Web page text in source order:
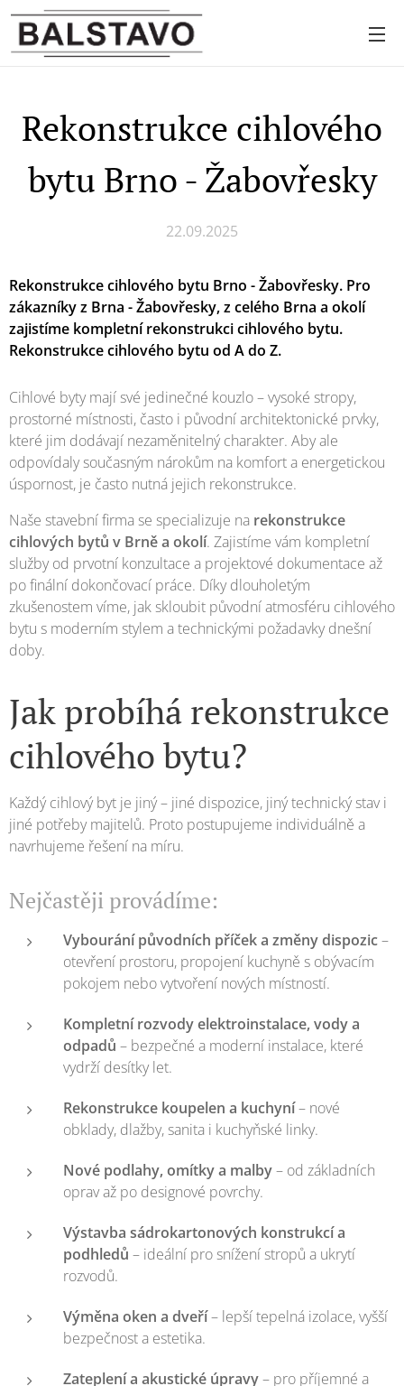
Rekonstrukce cihlového
bytu Brno - Žabovřesky
22.09.2025
Rekonstrukce cihlového bytu Brno - Žabovřesky. Pro
zákazníky z Brna - Žabovřesky, z celého Brna a okolí
zajistíme kompletní rekonstrukci cihlového bytu.
Rekonstrukce cihlového bytu od A do Z.
Cihlové byty mají své jedinečné kouzlo – vysoké stropy,
prostorné místnosti, často i původní architektonické prvky,
které jim dodávají nezaměnitelný charakter. Aby ale
odpovídaly současným nárokům na komfort a energetickou
úspornost, je často nutná jejich rekonstrukce.
Naše stavební firma se specializuje na rekonstrukce
cihlových bytů v Brně a okolí. Zajistíme vám kompletní
služby od prvotní konzultace a projektové dokumentace až
po finální dokončovací práce. Díky dlouholetým
zkušenostem víme, jak skloubit původní atmosféru cihlového
bytu s moderním stylem a technickými požadavky dnešní
doby.
Jak probíhá rekonstrukce
cihlového bytu?
Každý cihlový byt je jiný – jiné dispozice, jiný technický stav i
jiné potřeby majitelů. Proto postupujeme individuálně a
navrhujeme řešení na míru.
Nejčastěji provádíme:
Vybourání původních příček a změny dispozic–
otevření prostoru, propojení kuchyně s obývacím
pokojem nebo vytvoření nových místností.
Kompletní rozvody elektroinstalace, vody a
odpadů – bezpečné a moderní instalace, které
vydrží desítky let.
Rekonstrukce koupelen a kuchyní– nové
obklady, dlažby, sanita i kuchyňské linky.
Nové podlahy, omítky a malby– od základních
oprav až po designové povrchy.
Výstavba sádrokartonových konstrukcí a
podhledů – ideální pro snížení stropů a ukrytí
rozvodů.
Výměna oken a dveří– lepší tepelná izolace, vyšší
bezpečnost a estetika.
Zateplení a akustické úpravy– pro příjemné a